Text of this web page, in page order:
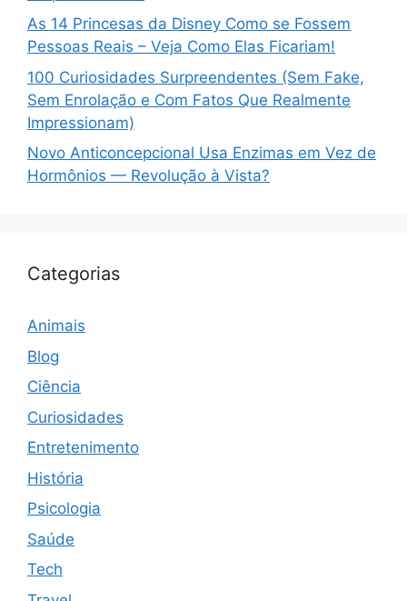
As 14 Princesas da Disney Como se Fossem
Pessoas Reais – Veja Como Elas Ficariam!
100 Curiosidades Surpreendentes (Sem Fake,
Sem Enrolação e Com Fatos Que Realmente
Impressionam)
Novo Anticoncepcional Usa Enzimas em Vez de
Hormônios — Revolução à Vista?
Categorias
Animais
Blog
Ciência
Curiosidades
Entretenimento
História
Psicologia
Saúde
Tech